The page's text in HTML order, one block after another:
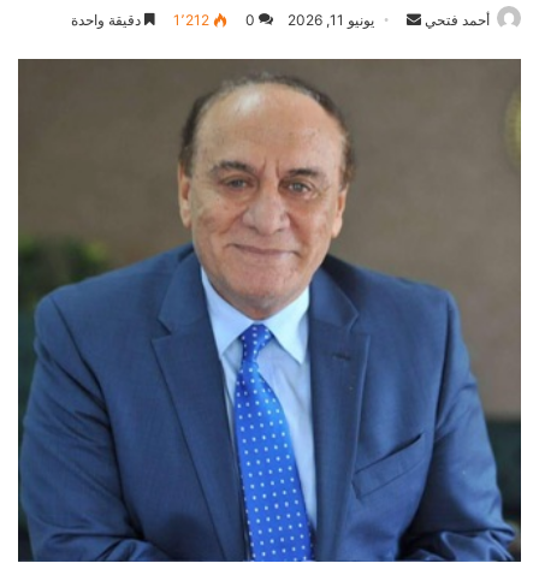
أحمد فتحي
أرسل يونيو 11, 2026 0 1٬212 دقيقة واحدة